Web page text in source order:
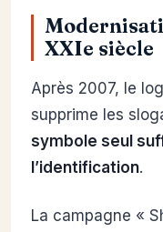
XXIe siècle
Après 2007, le
supprime les
symbole seul
l’identification.
La campagne «